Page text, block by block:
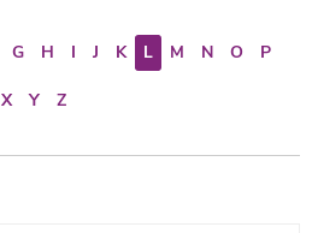
G H I J K L M N O P
X Y Z